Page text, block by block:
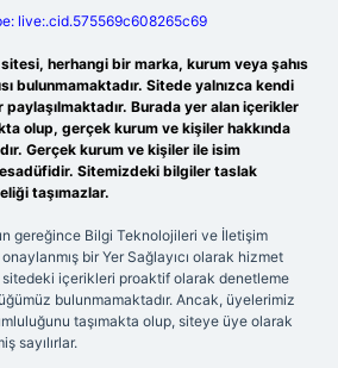
live:.cid.575569c608265c69
herhangi bir marka, kurum veya şahıs
bulunmamaktadır. Sitede yalnızca kendi
paylaşılmaktadır. Burada yer alan içerikler
olup, gerçek kurum ve kişiler hakkında
Gerçek kurum ve kişiler ile isim
Sitemizdeki bilgiler taslak
taşımazlar.
gereğince Bilgi Teknolojileri ve İletişim
bir Yer Sağlayıcı olarak hizmet
içerikleri proaktif olarak denetleme
bulunmamaktadır. Ancak, üyelerimiz
taşımakta olup, siteye üye olarak
sayılırlar.